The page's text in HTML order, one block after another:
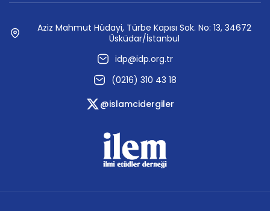
Aziz Mahmut Hüdayi, Türbe Kapısı Sok. No: 13, 34672
Üsküdar/İstanbul
idp@idp.org.tr
(0216) 310 43 18
@islamcidergiler